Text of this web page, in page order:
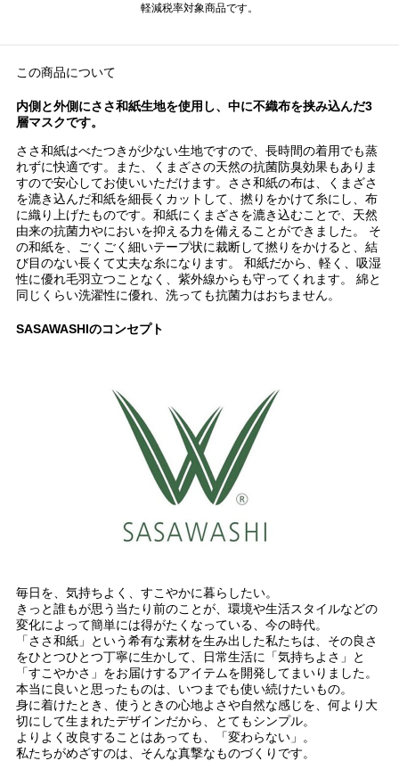
軽減税率対象商品です。
この商品について
内側と外側にささ和紙生地を使用し、中に不織布を挟み込んだ3
層マスクです。
ささ和紙はべたつきが少ない生地ですので、長時間の着用でも蒸
れずに快適です。また、くまざさの天然の抗菌防臭効果もありま
すので安心してお使いいただけます。ささ和紙の布は、くまざさ
を漉き込んだ和紙を細長くカットして、撚りをかけて糸にし、布
に織り上げたものです。和紙にくまざさを漉き込むことで、天然
由来の抗菌力やにおいを抑える力を備えることができました。 そ
の和紙を、ごくごく細いテープ状に裁断して撚りをかけると、結
び目のない長くて丈夫な糸になります。 和紙だから、軽く、吸湿
性に優れ毛羽立つことなく、紫外線からも守ってくれます。 綿と
同じくらい洗濯性に優れ、洗っても抗菌力はおちません。
SASAWASHIのコンセプト
毎日を、気持ちよく、すこやかに暮らしたい。
きっと誰もが思う当たり前のことが、環境や生活スタイルなどの
変化によって簡単には得がたくなっている、今の時代。
「ささ和紙」という希有な素材を生み出した私たちは、その良さ
をひとつひとつ丁寧に生かして、日常生活に「気持ちよさ」と
「すこやかさ」をお届けするアイテムを開発してまいりました。
本当に良いと思ったものは、いつまでも使い続けたいもの。
身に着けたとき、使うときの心地よさや自然な感じを、何より大
切にして生まれたデザインだから、とてもシンプル。
よりよく改良することはあっても、「変わらない」。
私たちがめざすのは、そんな真撃なものづくりです。